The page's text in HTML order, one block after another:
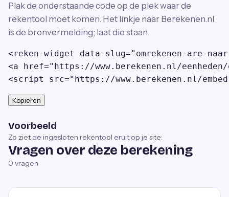
Plak de onderstaande code op de plek waar de
rekentool moet komen. Het linkje naar Berekenen.nl
is de bronvermelding; laat die staan.
<reken-widget data-slug="omrekenen-are-
<a href="https://www.berekenen.nl/eenheden/
<script src="https://www.berekenen.nl/
Kopiëren
Voorbeeld
Zo ziet de ingesloten rekentool eruit op je site:
Vragen over deze berekening
0 vragen